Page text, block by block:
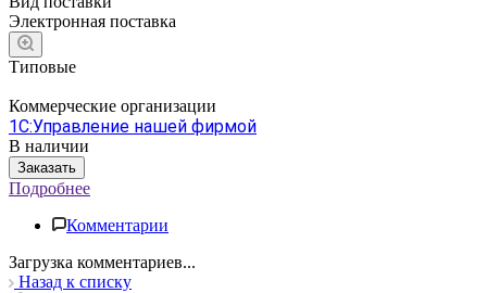
Электронная поставка
Типовые
Коммерческие организации
1С:Управление нашей фирмой
В наличии
Заказать
Подробнее
Комментарии
Загрузка комментариев...
Назад к списку